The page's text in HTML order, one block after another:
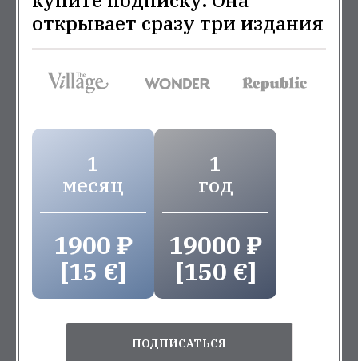
открывает сразу три издания
1
месяц
1900 ₽
[15 €]
1
год
19000 ₽
[150 €]
ПОДПИСАТЬСЯ